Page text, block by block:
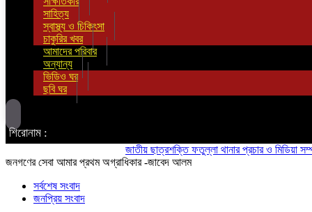
সাহিত্য
স্বাস্থ্য ও চিকিৎসা
চাকুরির খবর
আমাদের পরিবার
অন্যান্য
ভিডিও ঘর
ছবি ঘর
শিরোনাম :
জাতীয় ছাত্রশক্তি ফতুল্লা থানার প্রচার ও মিডিয়া সম্পাদক
জনগণের সেবা আমার প্রথম অগ্রাধিকার -জাবেদ আলম
সর্বশেষ সংবাদ
জনপ্রিয় সংবাদ